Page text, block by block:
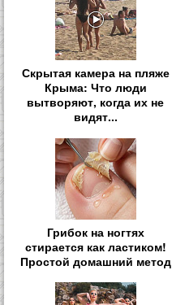
Скрытая камера на пляже
Крыма: Что люди
вытворяют, когда их не
видят...
Грибок на ногтях
стирается как ластиком!
Простой домашний метод